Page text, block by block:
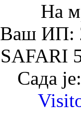
На
Ваш ИП:
SAFARI
Сада